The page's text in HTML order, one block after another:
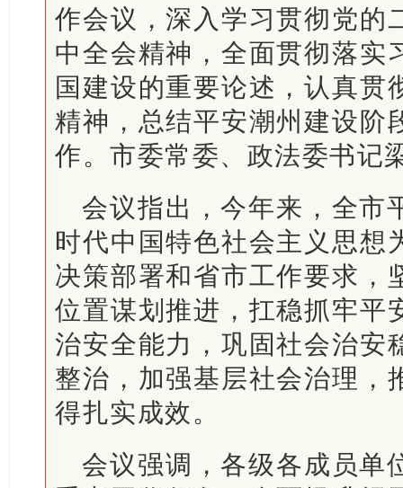
作会议，深入学习贯彻党的
中全会精神，全面贯彻落实
国建设的重要论述，认真贯
精神，总结平安潮州建设阶
作。市委常委、政法委书记
会议指出，今年来，全市
时代中国特色社会主义思想
决策部署和省市工作要求，
位置谋划推进，扛稳抓牢平
治安全能力，巩固社会治安
整治，加强基层社会治理，
得扎实成效。
会议强调，各级各成员单